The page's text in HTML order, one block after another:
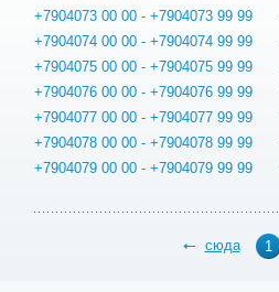
+7904073 00 00 - +7904073 99 99
+7904074 00 00 - +7904074 99 99
+7904075 00 00 - +7904075 99 99
+7904076 00 00 - +7904076 99 99
+7904077 00 00 - +7904077 99 99
+7904078 00 00 - +7904078 99 99
+7904079 00 00 - +7904079 99 99
сюда 1